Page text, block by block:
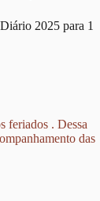
2025 para 1
feriados ️. Dessa
das